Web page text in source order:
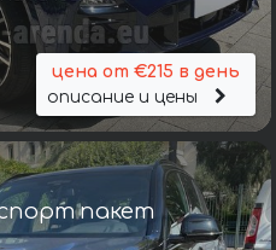
цена от €215 в день
описание и цены
спорт пакет